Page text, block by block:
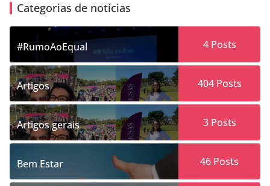
Categorias de notícias
#RumoAoEqual 4Posts
Artigos 404Posts
Artigos gerais 3Posts
Bem Estar 46 Posts